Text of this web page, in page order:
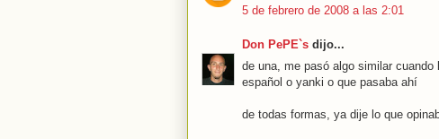
5 de febrero de 2008 a las 2:01
Don PePE`s dijo...
de una, me pasó algo similar
español o yanki o que pasaba ahí
de todas formas, ya dije lo que